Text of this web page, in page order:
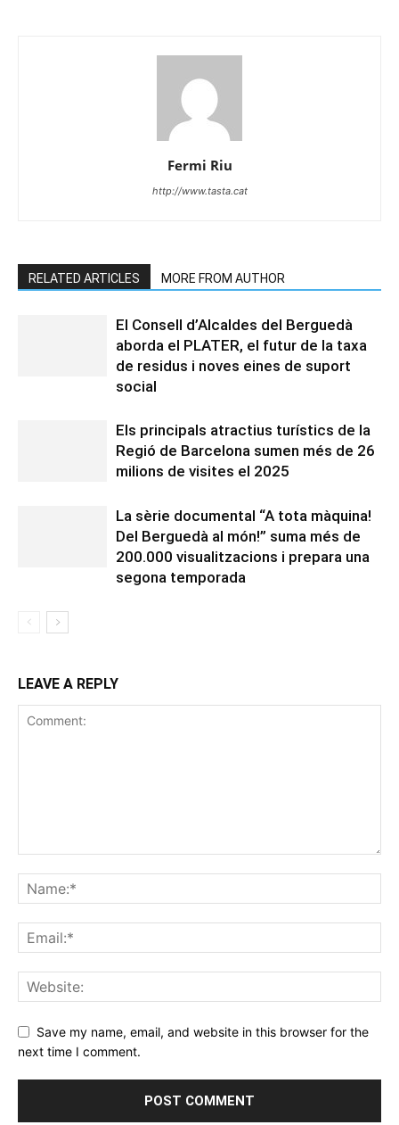
Fermi Riu
http://www.tasta.cat
RELATED ARTICLES MORE FROM AUTHOR
El Consell d’Alcaldes del Berguedà
aborda el PLATER, el futur de la taxa
de residus i noves eines de suport
social
Els principals atractius turístics de la
Regió de Barcelona sumen més de 26
milions de visites el 2025
La sèrie documental “A tota màquina!
Del Berguedà al món!” suma més de
200.000 visualitzacions i prepara una
segona temporada
LEAVE A REPLY
Save my name, email, and website in this browser for the
next time I comment.